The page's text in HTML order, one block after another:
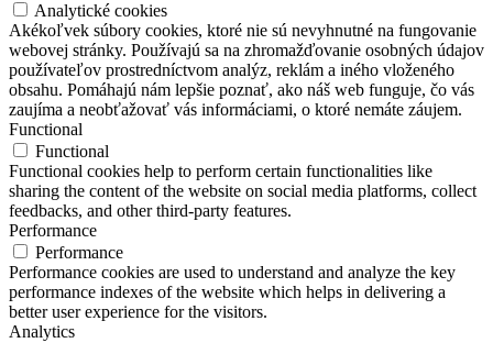
Analytické cookies
Akékoľvek súbory cookies, ktoré nie sú nevyhnutné na fungovanie
webovej stránky. Používajú sa na zhromažďovanie osobných údajov
používateľov prostredníctvom analýz, reklám a iného vloženého
obsahu. Pomáhajú nám lepšie poznať, ako náš web funguje, čo vás
zaujíma a neobťažovať vás informáciami, o ktoré nemáte záujem.
Functional
Functional
Functional cookies help to perform certain functionalities like
sharing the content of the website on social media platforms, collect
feedbacks, and other third-party features.
Performance
Performance
Performance cookies are used to understand and analyze the key
performance indexes of the website which helps in delivering a
better user experience for the visitors.
Analytics